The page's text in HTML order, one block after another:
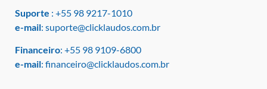
Suporte : +55 98 9217-1010
e-mail: suporte@clicklaudos.com.br
Financeiro: +55 98 9109-6800
e-mail: financeiro@clicklaudos.com.br